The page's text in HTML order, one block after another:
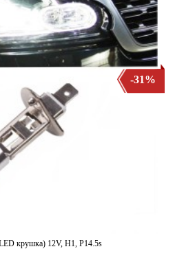
крушка) 12V, H1, P14.5s
-31%